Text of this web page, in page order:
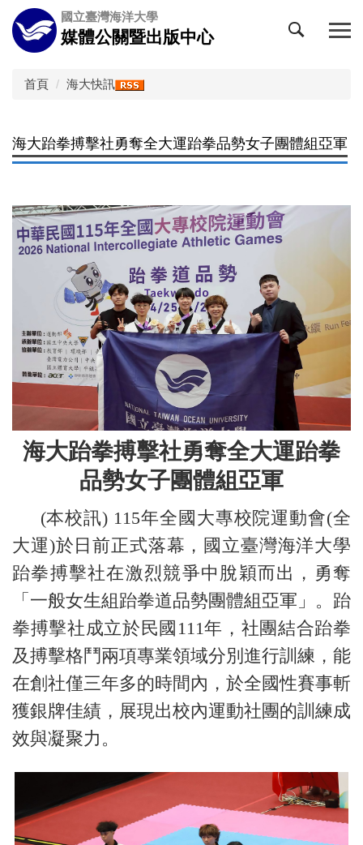
跳
到
主
國立臺灣海洋大學
媒體公關暨出版中心
首頁 海大快訊
海大跆拳搏擊社勇奪全大運跆拳品勢女子團體組亞軍
海大跆拳搏擊社勇奪全大運跆拳
品勢女子團體組亞軍
(本校訊) 115年全國大專校院運動會(全
大運)於日前正式落幕，國立臺灣海洋大學
跆拳搏擊社在激烈競爭中脫穎而出，勇奪
「一般女生組跆拳道品勢團體組亞軍」。跆
拳搏擊社成立於民國111年，社團結合跆拳
及搏擊格鬥兩項專業領域分別進行訓練，能
在創社僅三年多的時間內，於全國性賽事斬
獲銀牌佳績，展現出校內運動社團的訓練成
效與凝聚力。